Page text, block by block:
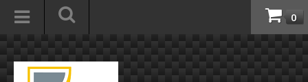
0